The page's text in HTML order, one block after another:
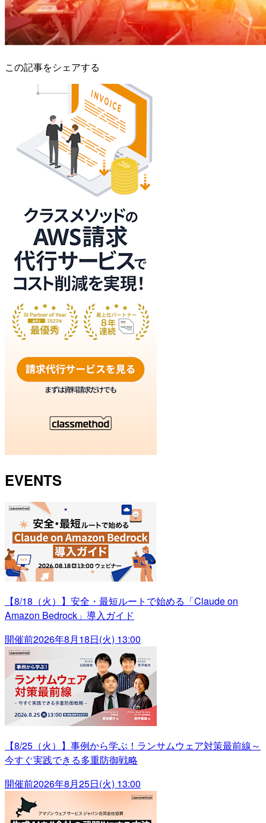
この記事をシェアする
EVENTS
【8/18（火）】安全・最短ルートで始める「Claude on
Amazon Bedrock」導入ガイド
開催前2026年8月18日(火) 13:00
【8/25（火）】事例から学ぶ！ランサムウェア対策最前線～
今すぐ実践できる多重防御戦略
開催前2026年8月25日(火) 13:00